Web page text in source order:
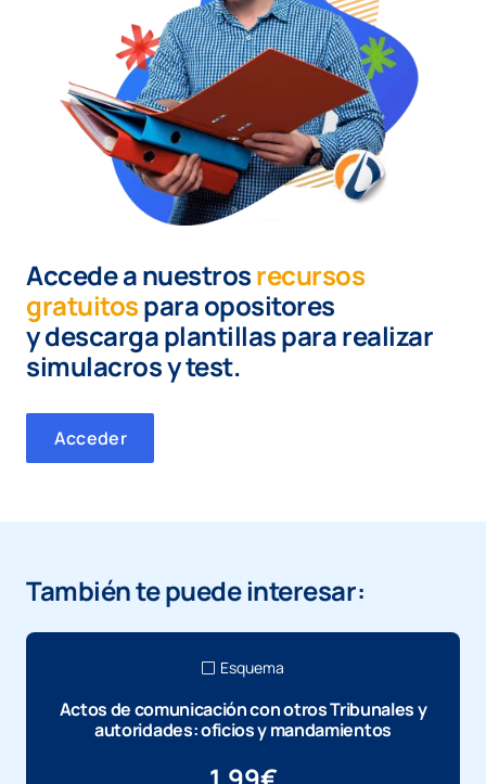
Accede a nuestrosrecursos
gratuitospara opositores
ydescarga plantillas para realizar
simulacros y test.
Acceder
También te puede interesar:
Esquema
Actos de comunicación con otros Tribunales y
autoridades: oficios y mandamientos